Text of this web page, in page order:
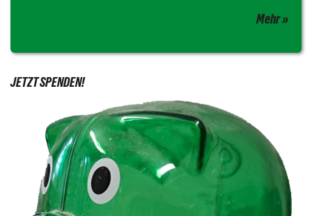
Mehr
JETZT SPENDEN!